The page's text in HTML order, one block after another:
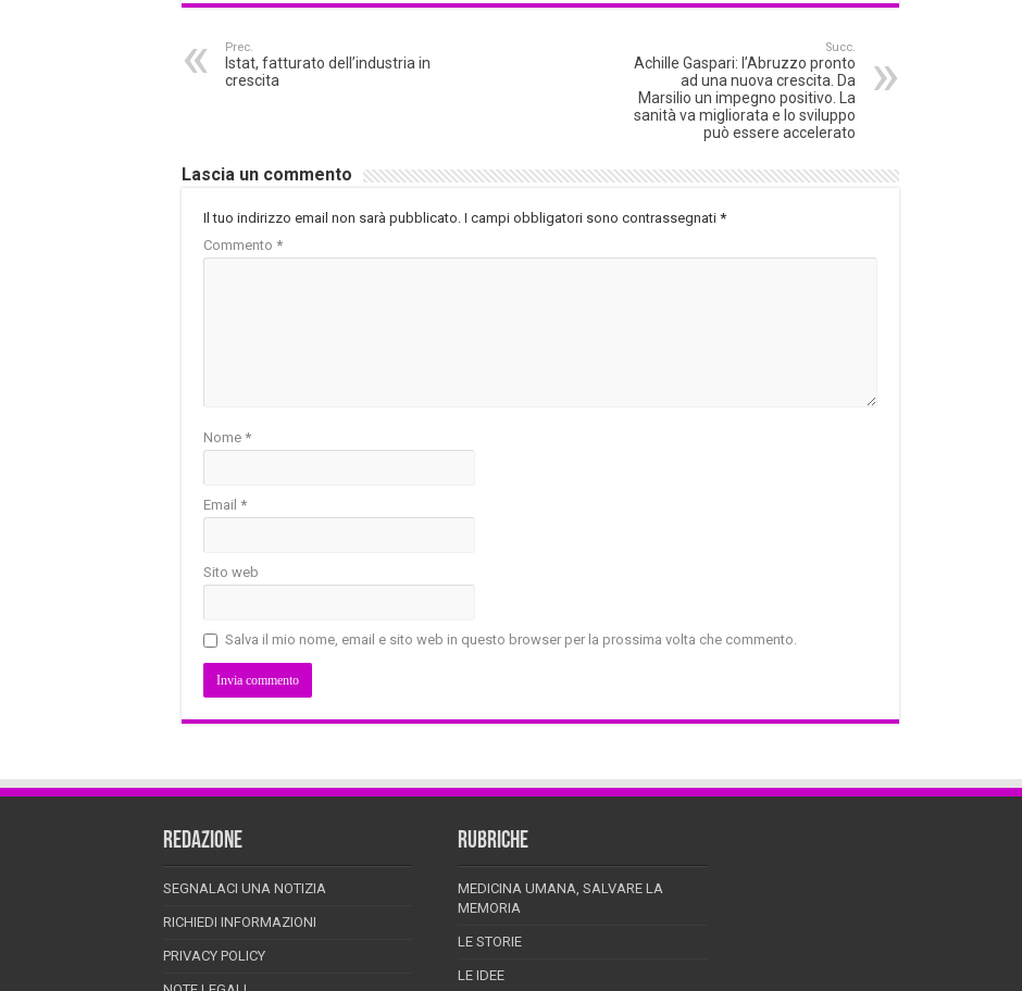
Prec.
Istat, fatturato dell’industria in
crescita
Succ.
Achille Gaspari: l’Abruzzo pronto
ad una nuova crescita. Da
Marsilio un impegno positivo. La
sanità va migliorata e lo sviluppo
può essere accelerato
Lascia un commento
Il tuo indirizzo email non sarà pubblicato. I campi obbligatori sono contrassegnati *
Commento *
Nome *
Email *
Sito web
Salva il mio nome, email e sito web in questo browser per la prossima volta che commento.
REDAZIONE
SEGNALACI UNA NOTIZIA
RICHIEDI INFORMAZIONI
PRIVACY POLICY
RUBRICHE
MEDICINA UMANA, SALVARE LA
MEMORIA
LE STORIE
LE IDEE